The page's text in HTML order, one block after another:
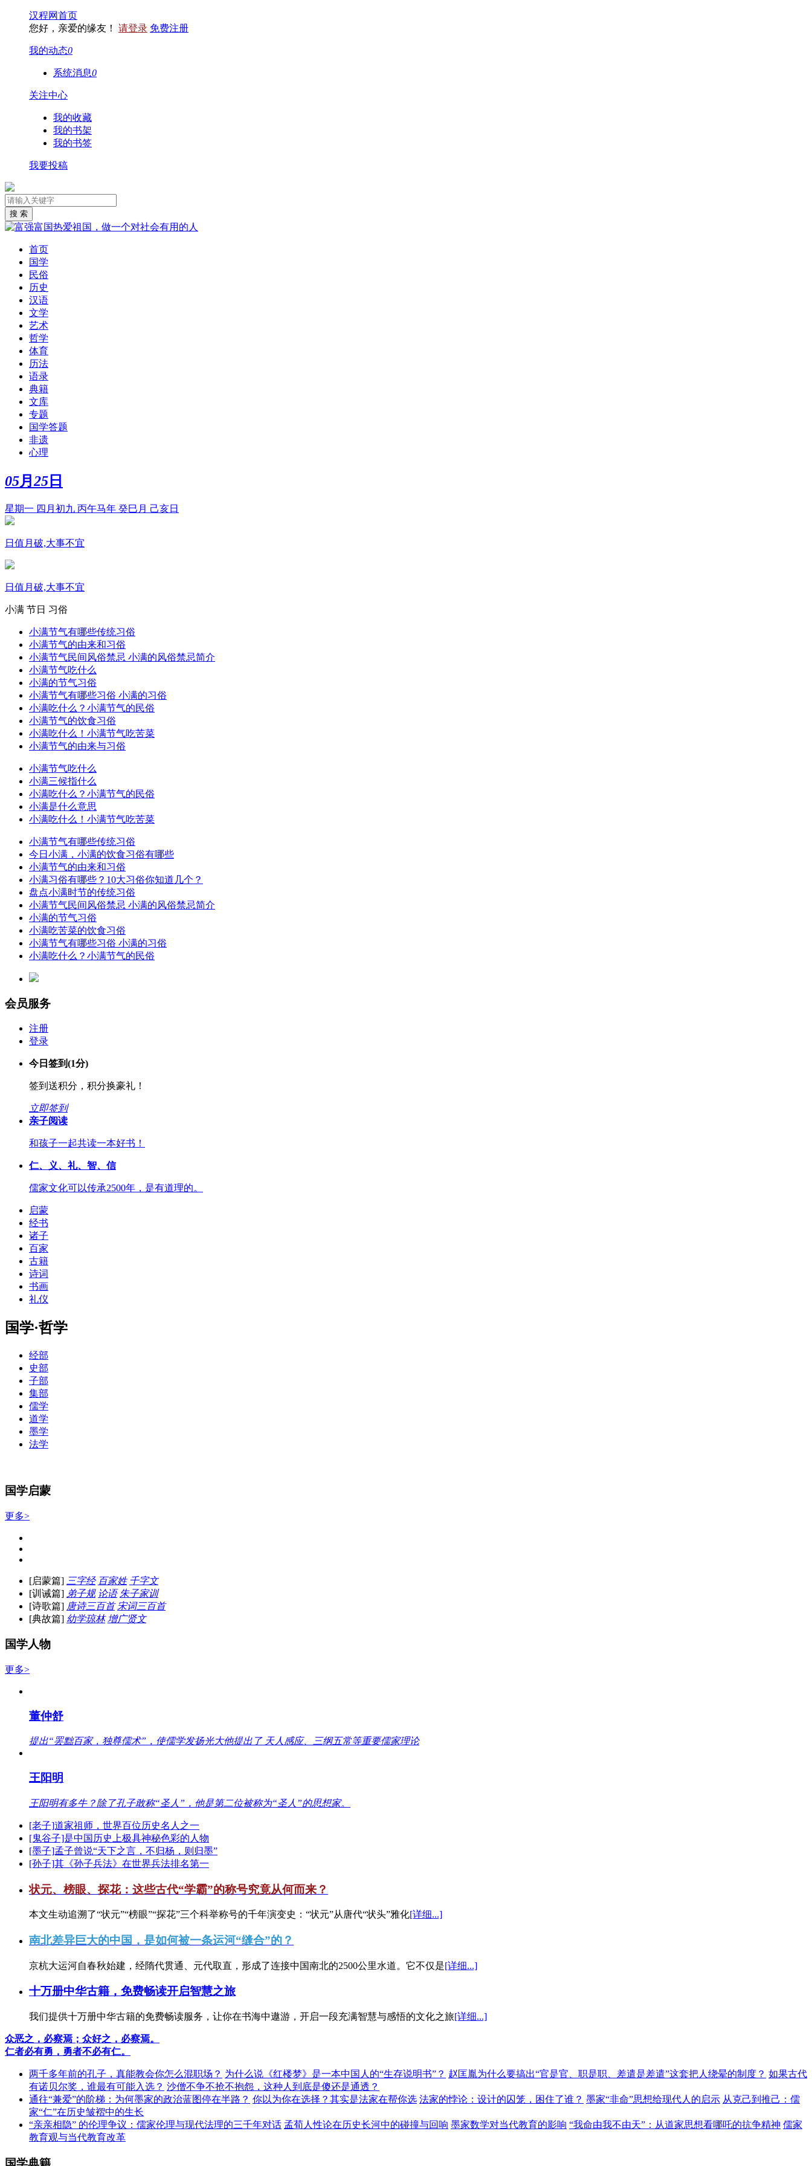
汉程网首页
您好，亲爱的缘友！ 请登录 免费注册
我的动态0
系统消息0
关注中心
我的收藏
我的书架
我的书签
我要投稿
首页
国学
民俗
历史
汉语
文学
艺术
哲学
体育
历法
语录
典籍
文库
专题
国学答题
非遗
心理
05月 25 日
星期一 四月初九 丙午马年 癸巳月 己亥日
日值月破,大事不宜
日值月破,大事不宜
小满 节日 习俗
小满节气有哪些传统习俗
小满节气的由来和习俗
小满节气民间风俗禁忌 小满的风俗禁忌简介
小满节气吃什么
小满的节气习俗
小满节气有哪些习俗 小满的习俗
小满吃什么？小满节气的民俗
小满节气的饮食习俗
小满吃什么！小满节气吃苦菜
小满节气的由来与习俗
小满节气吃什么
小满三候指什么
小满吃什么？小满节气的民俗
小满是什么意思
小满吃什么！小满节气吃苦菜
小满节气有哪些传统习俗
今日小满，小满的饮食习俗有哪些
小满节气的由来和习俗
小满习俗有哪些？10大习俗你知道几个？
盘点小满时节的传统习俗
小满节气民间风俗禁忌 小满的风俗禁忌简介
小满的节气习俗
小满吃苦菜的饮食习俗
小满节气有哪些习俗 小满的习俗
小满吃什么？小满节气的民俗
会员服务
注册
登录
今日签到(1分)
签到送积分，积分换豪礼！
立即签到
亲子阅读
和孩子一起共读一本好书！
仁、义、礼、智、信
儒家文化可以传承2500年，是有道理的。
启蒙
经书
诸子
百家
古籍
诗词
书画
礼仪
国学·哲学
经部
史部
子部
集部
儒学
道学
墨学
法学
国学启蒙
更多>
[启蒙篇] 三字经 百家姓 千字文
[训诫篇] 弟子规 论语 朱子家训
[诗歌篇] 唐诗三百首 宋词三百首
[典故篇] 幼学琼林 增广贤文
国学人物
更多>
董仲舒
提出“罢黜百家，独尊儒术”，使儒学发扬光大他提出了 天人感应、三纲五常等重要儒家理论
王阳明
王阳明有多牛？除了孔子敢称“圣人”，他是第二位被称为“圣人”的思想家。
[老子]道家祖师，世界百位历史名人之一
[鬼谷子]是中国历史上极具神秘色彩的人物
[墨子]孟子曾说“天下之言，不归杨，则归墨”
[孙子]其《孙子兵法》在世界兵法排名第一
状元、榜眼、探花：这些古代“学霸”的称号究竟从何而来？
本文生动追溯了“状元”“榜眼”“探花”三个科举称号的千年演变史：“状元”从唐代“状头”雅化[详细...]
南北差异巨大的中国，是如何被一条运河“缝合”的？
京杭大运河自春秋始建，经隋代贯通、元代取直，形成了连接中国南北的2500公里水道。它不仅是[详细...]
十万册中华古籍，免费畅读开启智慧之旅
我们提供十万册中华古籍的免费畅读服务，让你在书海中遨游，开启一段充满智慧与感悟的文化之旅[详细...]
众恶之，必察焉；众好之，必察焉。
仁者必有勇，勇者不必有仁。
两千多年前的孔子，真能教会你怎么混职场？ 为什么说《红楼梦》是一本中国人的“生存说明书”？ 赵匡胤为什么要搞出“官是官、职是职、差遣是差遣”这套把人绕晕的制度？ 如果古代
有诺贝尔奖，谁最有可能入选？ 沙僧不争不抢不抱怨，这种人到底是傻还是通透？
通往“兼爱”的阶梯：为何墨家的政治蓝图停在半路？ 你以为你在选择？其实是法家在帮你选 法家的悖论：设计的囚笼，困住了谁？ 墨家“非命”思想给现代人的启示 从克己到推己：儒
家“仁”在历史皱褶中的生长
“亲亲相隐” 的伦理争议：儒家伦理与现代法理的三千年对话 孟荀人性论在历史长河中的碰撞与回响 墨家数学对当代教育的影响 “我命由我不由天”：从道家思想看哪吒的抗争精神 儒家
教育观与当代教育改革
国学典籍